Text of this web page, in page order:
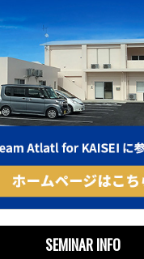
SEMINAR INFO